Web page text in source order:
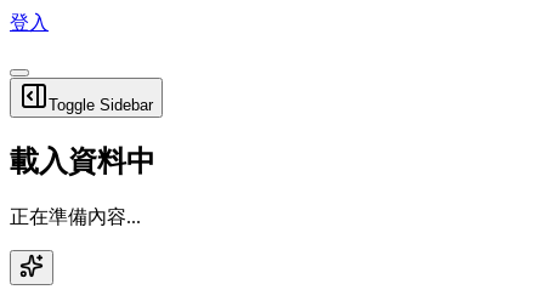
登入
Toggle Sidebar
載入資料中
正在準備內容...